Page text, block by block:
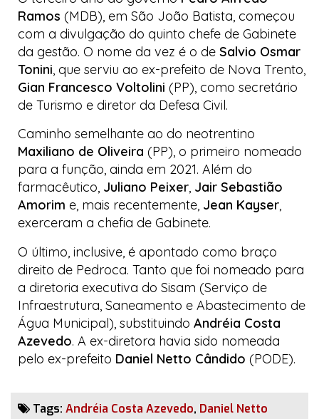
Ramos (MDB), em São João Batista, começou
com a divulgação do quinto chefe de Gabinete
da gestão. O nome da vez é o de Salvio Osmar
Tonini, que serviu ao ex-prefeito de Nova Trento,
Gian Francesco Voltolini (PP), como secretário
de Turismo e diretor da Defesa Civil.
Caminho semelhante ao do neotrentino
Maxiliano de Oliveira (PP), o primeiro nomeado
para a função, ainda em 2021. Além do
farmacêutico, Juliano Peixer, Jair Sebastião
Amorim e, mais recentemente, Jean Kayser,
exerceram a chefia de Gabinete.
O último, inclusive, é apontado como braço
direito de Pedroca. Tanto que foi nomeado para
a diretoria executiva do Sisam (Serviço de
Infraestrutura, Saneamento e Abastecimento de
Água Municipal), substituindo Andréia Costa
Azevedo. A ex-diretora havia sido nomeada
pelo ex-prefeito Daniel Netto Cândido (PODE).
Tags: Andréia Costa Azevedo, Daniel Netto